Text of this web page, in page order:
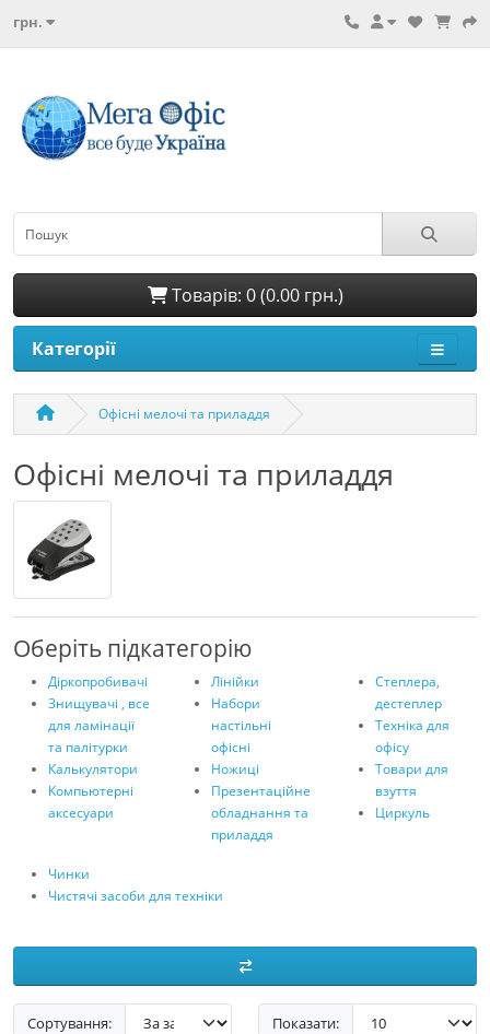
грн.
Товарів: 0 (0.00 грн.)
Категорії
Офісні мелочі та приладдя
Офісні мелочі та приладдя
Оберіть підкатегорію
Діркопробивачі
Знищувачі , все
для ламінації
та палітурки
Калькулятори
Компьютерні
аксесуари
Лінійки
Набори
настільні
офісні
Ножиці
Презентаційне
обладнання та
приладдя
Степлера,
дестеплер
Техніка для
офісу
Товари для
взуття
Циркуль
Чинки
Чистячі засоби для техніки
Сортування: Показати: